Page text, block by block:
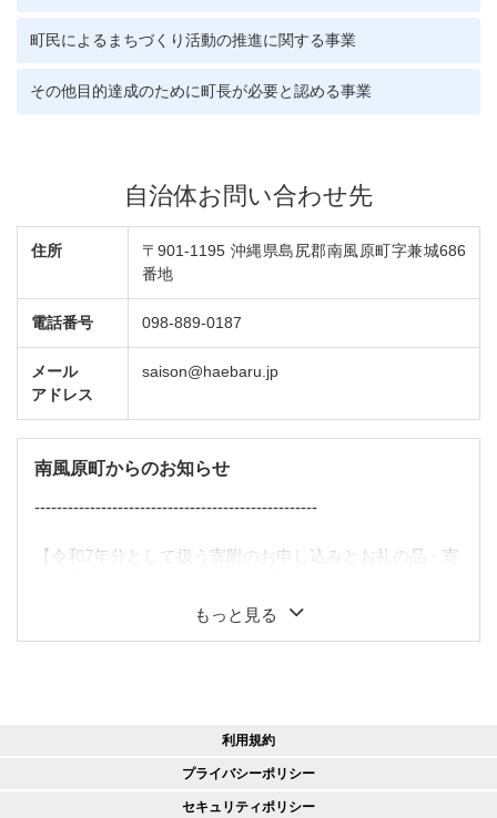
町民によるまちづくり活動の推進に関する事業
その他目的達成のために町長が必要と認める事業
自治体お問い合わせ先
住所
〒901-1195 沖縄県島尻郡南風原町字兼城686
番地
電話番号 098-889-0187
メール
アドレス
saison@haebaru.jp
南風原町からのお知らせ
---------------------------------------------------
【令和7年分として扱う寄附のお申し込みとお礼の品・寄
・年末は寄附件数が多く非常に混雑します。クレジット
の発送が来年以降になる可能性もございます（それ以前
のお申し込みでも年内の発送が保証されるものではあり
ませんのでご了承ください）。
もっと見る
利用規約
プライバシーポリシー
セキュリティポリシー